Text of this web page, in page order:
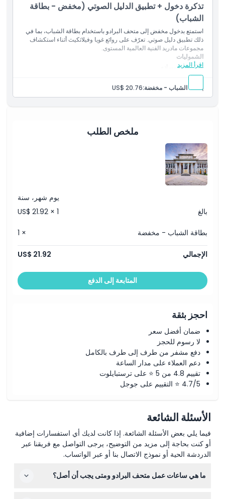
تذكرة دخول + تطبيق الدليل الصوتي (مخفض - بطاقة
الشباب)
استمتع بدخول مخفض إلى متحف البرادو باستخدام بطاقة الشباب، بما في
ذلك تطبيق دليل صوتي. تعرّف على روائع غويا وفيلاثكيث أثناء استكشاف
مجموعات مادريد الفنية العالمية المستوى.
اقرأ المزيد
الشموليات
تذاكر متحف برادو
تطبيق الدليل الصوتي
مخفض - بطاقة الشباب
بطاقة الشباب - مخفضة:US$ 20.76
ملخص الطلب
يوم شهر، سنة
بالغ
US$ 21.92 × 1
بطاقة الشباب - مخفضة × 1
الإجمالي US$ 21.92
المتابعة إلى الدفع
احجز بثقة
ضمان أفضل سعر
لا رسوم للحجز
دفع مشفر من طرف إلى طرف بالكامل
دعم العملاء على مدار الساعة
تقييم 4.8 من 5 ⭐ على ترستبايلوت
4.7/5 ⭐ التقييم على جوجل
الأسئلة الشائعة
فيما يلي بعض الأسئلة الشائعة. إذا كانت لديك أي استفسارات إضافية
أو كنت بحاجة إلى مزيد من التوضيح، يرجى التواصل مع فريقنا عبر
الدردشة الحية أو نموذج الاتصال بنا أو عبر الواتساب.
ما هي ساعات عمل متحف البرادو ومتى يجب أن أصل؟